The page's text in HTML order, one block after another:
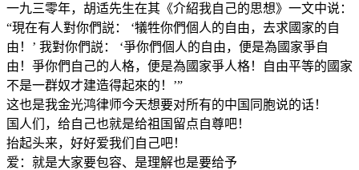
一九三零年，胡适先生在其《介紹我自己的思想》一文中说：
“現在有人對你們説： ‘犠牲你們個人的自由，去求國家的自
由！’ 我對你們説： ‘爭你們個人的自由，便是為國家爭自
由！爭你們自己的人格，便是為國家爭人格！自由平等的國家
不是一群奴才建造得起來的！’”
这也是我金光鸿律师今天想要对所有的中国同胞说的话！
国人们，给自己也就是给祖国留点自尊吧！
抬起头来，好好爱我们自己吧！
爱：就是大家要包容、是理解也是要给予